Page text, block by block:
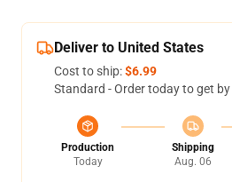
Deliver to United States
Cost to ship:$6.99
Standard - Order today to get by
Production
Today
Shipping
Aug. 06